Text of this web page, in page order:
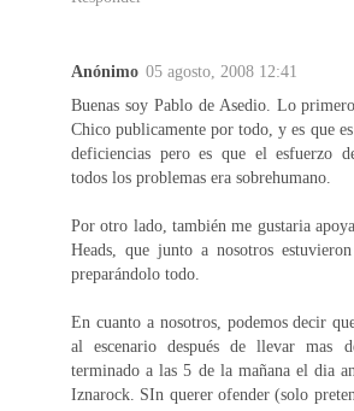
Anónimo 05 agosto, 2008 12:41
Buenas soy Pablo de Asedio. Lo
Chico publicamente por todo, y es que
deficiencias pero es que el esfuerzo
todos los problemas era sobrehumano.
Por otro lado, también me gustaria
Heads, que junto a nosotros
preparándolo todo.
En cuanto a nosotros, podemos decir
al escenario después de llevar
terminado a las 5 de la mañana el dia
Iznarock. SIn querer ofender (solo